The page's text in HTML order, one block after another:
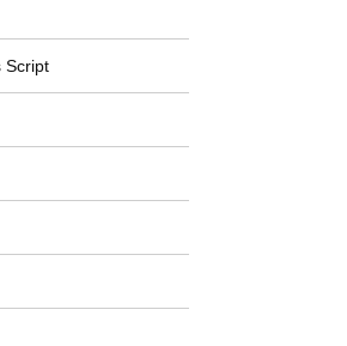
Script